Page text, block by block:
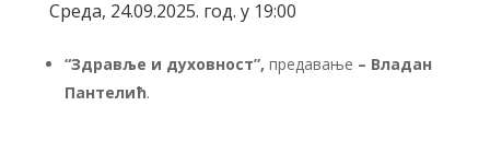
Среда, 24.09.2025. год. у 19:00
“Здравље и духовност”, предавање – Владан
Пантелић.